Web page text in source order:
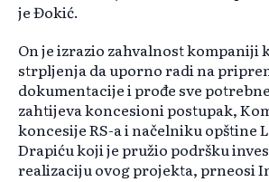
je Đokić.
On je izrazio zahvalnost kompaniji
strpljenja da uporno radi na
dokumentacije i prođe sve
zahtijeva koncesioni postupak,
koncesije RS-a i načelniku opštine
Drapiću koji je pružio podršku
realizaciju ovog projekta, prneosi